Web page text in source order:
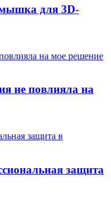
мышка для 3D-
не повлияла на
защита